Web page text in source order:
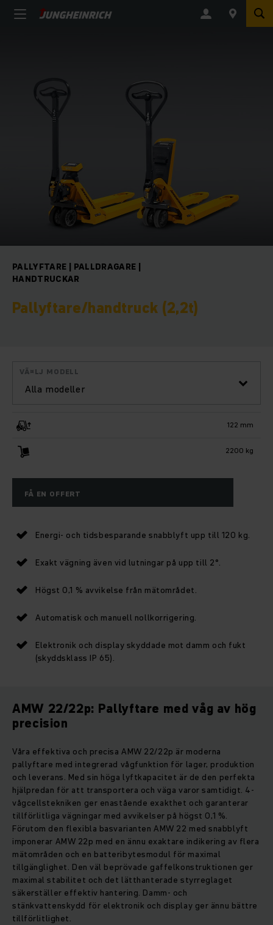
PALLYFTARE | PALLDRAGARE |
HANDTRUCKAR
Pallyftare/handtruck (2,2t)
Alla modeller
VÃ¤LJ MODELL
122 mm
2200 kg
FÅ EN OFFERT
Energi- och tidsbesparande snabblyft upp till 120 kg.
Exakt vägning även vid lutningar på upp till 2°.
Högst 0,1 % avvikelse från mätområdet.
Automatisk och manuell nollkorrigering.
Elektronik och display skyddade mot damm och fukt
(skyddsklass IP 65).
AMW 22/22p: Pallyftare med våg av hög
precision
Våra effektiva och precisa AMW 22/22p är moderna
pallyftare med integrerad vågfunktion för lager, produktion
och leverans. Med sin höga lyftkapacitet är de den perfekta
hjälpredan för att transportera och väga varor samtidigt. 4-
vågcellstekniken ger enastående exakthet och garanterar
tillförlitliga vägningar med avvikelser på högst 0,1 %.
Förutom den flexibla basvarianten AMW 22 med snabblyft
imponerar AMW 22p med en ännu exaktare indikering av flera
mätområden och en batteribytesmodul för maximal
tillgänglighet. Den väl beprövade gaffelkonstruktionen ger
maximal stabilitet och det lätthanterade styrreglaget
säkerställer effektiv hantering. Damm- och
stänkvattenskydd för elektronik och display ger ännu bättre
tillförlitlighet.